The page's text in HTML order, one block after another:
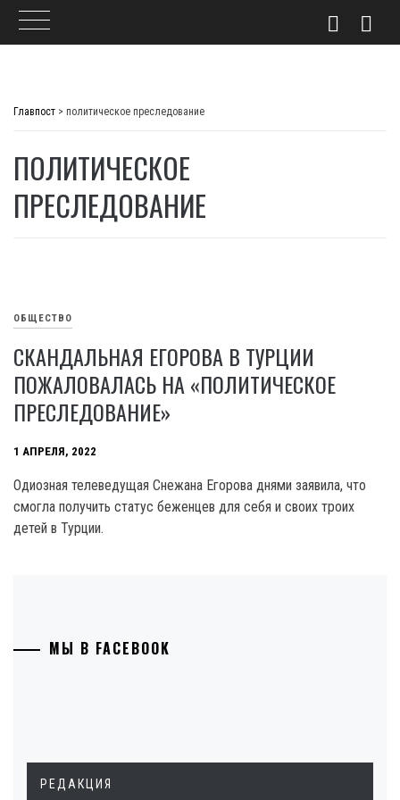
Главпост > политическое преследование
ПОЛИТИЧЕСКОЕ
ПРЕСЛЕДОВАНИЕ
ОБЩЕСТВО
СКАНДАЛЬНАЯ ЕГОРОВА В ТУРЦИИ
ПОЖАЛОВАЛАСЬ НА «ПОЛИТИЧЕСКОЕ
ПРЕСЛЕДОВАНИЕ»
1 АПРЕЛЯ, 2022
Одиозная телеведущая Снежана Егорова днями заявила, что
смогла получить статус беженцев для себя и своих троих
детей в Турции.
МЫ В FACEBOOK
РЕДАКЦИЯ